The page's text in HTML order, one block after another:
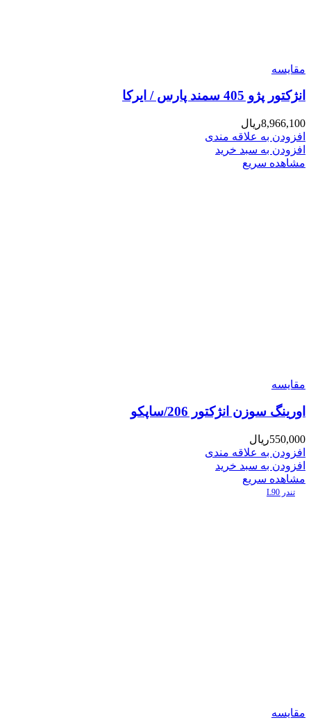
مقایسه
انژکتور پژو 405 سمند پارس / ایرکا
8,966,100ریال
افزودن به علاقه مندی
افزودن به سبد خرید
مشاهده سریع
مقایسه
اورینگ سوزن انژکتور 206/ساپکو
550,000ریال
افزودن به علاقه مندی
افزودن به سبد خرید
مشاهده سریع
تندر L90
مقایسه